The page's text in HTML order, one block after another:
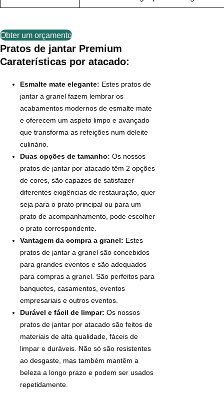
Obter um orçamento
Pratos de jantar Premium
Caraterísticas por atacado:
Esmalte mate elegante: Estes pratos de
jantar a granel fazem lembrar os
acabamentos modernos de esmalte mate
e oferecem um aspeto limpo e avançado
que transforma as refeições num deleite
culinário.
Duas opções de tamanho: Os nossos
pratos de jantar por atacado têm 2 opções
de cores, são capazes de satisfazer
diferentes exigências de restauração, quer
seja para o prato principal ou para um
prato de acompanhamento, pode escolher
o prato correspondente.
Vantagem da compra a granel: Estes
pratos de jantar a granel são concebidos
para grandes eventos e são adequados
para compras a granel. São perfeitos para
banquetes, casamentos, eventos
empresariais e outros eventos.
Durável e fácil de limpar: Os nossos
pratos de jantar por atacado são feitos de
materiais de alta qualidade, fáceis de
limpar e duráveis. Não só são resistentes
ao desgaste, mas também mantêm a
beleza a longo prazo e podem ser usados
repetidamente.